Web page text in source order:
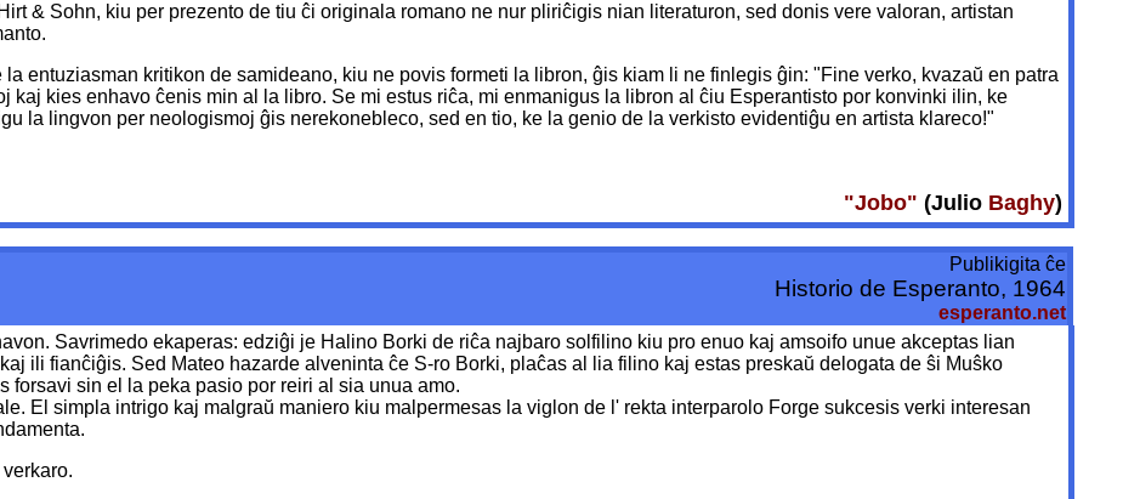
& Sohn, kiu per prezento de tiu ĉi originala romano ne nur pliriĉigis nian literaturon, sed donis vere valoran, artistan
entuziasman kritikon de samideano, kiu ne povis formeti la libron, ĝis kiam li ne finlegis ĝin: "Fine verko, kvazaŭ en patra
kaj kies enhavo ĉenis min al la libro. Se mi estus riĉa, mi enmanigus la libron al ĉiu Esperantisto por konvinki ilin, ke
la lingvon per neologismoj ĝis nerekonebleco, sed en tio, ke la genio de la verkisto evidentiĝu en artista klareco!"
"Jobo" (Julio Baghy)
Publikigita ĉe
Historio de Esperanto, 1964
esperanto.net
Savrimedo ekaperas: edziĝi je Halino Borki de riĉa najbaro solfilino kiu pro enuo kaj amsoifo unue akceptas lian
ili fianĉiĝis. Sed Mateo hazarde alveninta ĉe S-ro Borki, plaĉas al lia filino kaj estas preskaŭ delogata de ŝi Muŝko
forsavi sin el la peka pasio por reiri al sia unua amo.
El simpla intrigo kaj malgraŭ maniero kiu malpermesas la viglon de l' rekta interparolo Forge sukcesis verki interesan